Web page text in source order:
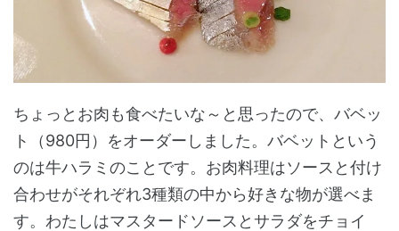
ちょっとお肉も食べたいな～と思ったので、バベッ
ト（980円）をオーダーしました。バベットという
のは牛ハラミのことです。お肉料理はソースと付け
合わせがそれぞれ3種類の中から好きな物が選べま
す。わたしはマスタードソースとサラダをチョイ